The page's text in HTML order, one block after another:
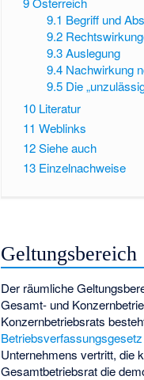
9.1 Begriff und
9.2
9.3 Auslegung
9.4 Nachwirkung
9.5 Die
10 Literatur
11 Weblinks
12Siehe auch
13 Einzelnachweise
Geltungsbereich
Der räumliche
Gesamt- und
Konzernbetriebsrats
Betriebsverfassungsgesetz
Unternehmens vertritt, die
Gesamtbetriebsrat die